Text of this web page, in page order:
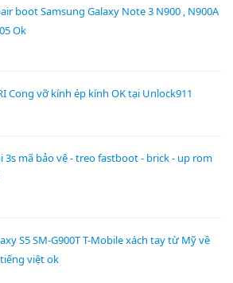
boot Samsung Galaxy Note 3 N900 , N900A
Ok
Cong vỡ kính ép kính OK tại Unlock911
3s mã bảo vệ - treo fastboot - brick - up rom
S5 SM-G900T T-Mobile xách tay từ Mỹ về
việt ok